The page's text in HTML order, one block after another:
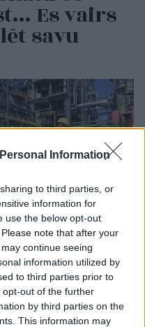
Information
to third parties, or
information for
use the below opt-out
note that after your
continue seeing
information utilized by
to third parties prior to
out of the further
by third parties on the
This information may
Es vairs
savu
naftas rezerves
līdz 45
zemākajam
– kādas sekas
var radīt pasaulē un